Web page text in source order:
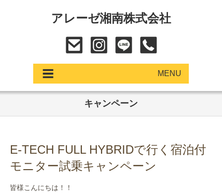
アレーゼ湘南株式会社
MENU
中古車
キャンペーン
E-TECH FULL HYBRIDで行く宿泊付
モニター試乗キャンペーン
皆様こんにちは！！